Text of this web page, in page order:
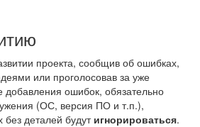
проекта, сообщив об ошибках,
или проголосовав за уже
ошибок, обязательно
(ОС, версия ПО и т.п.),
деталей будут игнорироваться.